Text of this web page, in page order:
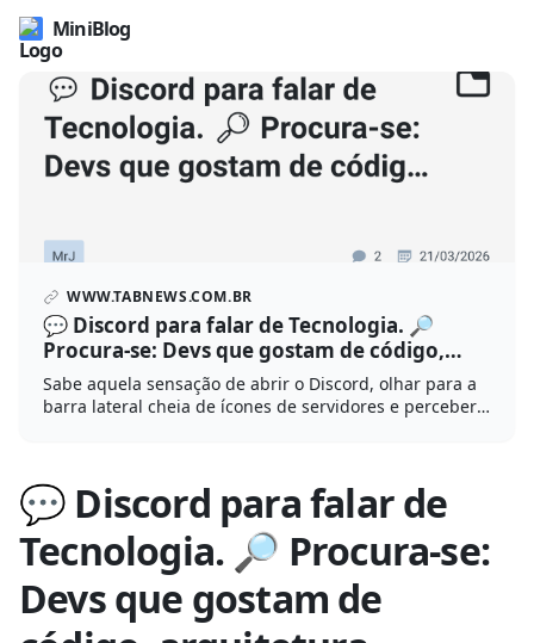
MiniBlog
WWW.TABNEWS.COM.BR
💬 Discord para falar de Tecnologia. 🔎
Procura-se: Devs que gostam de código,
arquitetura, filosofia e discutir ideias. · MrJ ·
TabNews
Sabe aquela sensação de abrir o Discord, olhar para a
barra lateral cheia de ícones de servidores e perceber
💬 Discord para falar de
Tecnologia. 🔎 Procura-se:
Devs que gostam de